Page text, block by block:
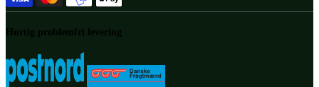
Hurtig problemfri levering